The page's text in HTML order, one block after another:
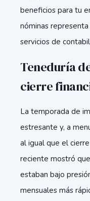
beneficios para tu
nóminas
servicios de
Teneduría
cierre
La temporada de
estresante y, a
al igual que el
reciente mostró
estaban bajo
mensuales más